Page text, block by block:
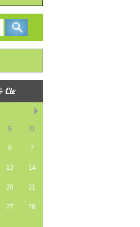
Cie
S D
6 7
13 14
20 21
27 28